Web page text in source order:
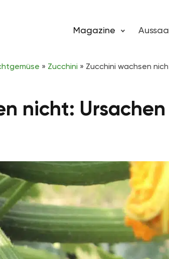
Magazine
» Zucchini » Zucchini wachsen
nicht: